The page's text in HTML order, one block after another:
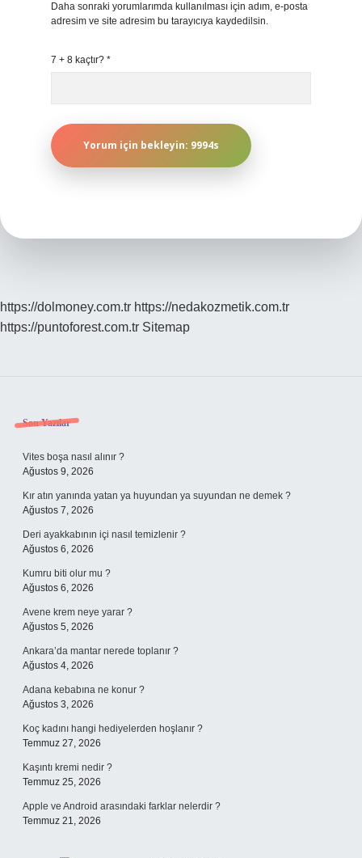
Daha sonraki yorumlarımda kullanılması için adım, e-posta
adresim ve site adresim bu tarayıcıya kaydedilsin.
7 + 8 kaçtır? *
https://dolmoney.com.tr https://nedakozmetik.com.tr
https://puntoforest.com.tr Sitemap
Sidebar
Son Yazılar
Vites boşa nasıl alınır ?
Ağustos 9, 2026
Kır atın yanında yatan ya huyundan ya suyundan ne demek ?
Ağustos 7, 2026
Deri ayakkabının içi nasıl temizlenir ?
Ağustos 6, 2026
Kumru biti olur mu ?
Ağustos 6, 2026
Avene krem neye yarar ?
Ağustos 5, 2026
Ankara’da mantar nerede toplanır ?
Ağustos 4, 2026
Adana kebabına ne konur ?
Ağustos 3, 2026
Koç kadını hangi hediyelerden hoşlanır ?
Temmuz 27, 2026
Kaşıntı kremi nedir ?
Temmuz 25, 2026
Apple ve Android arasındaki farklar nelerdir ?
Temmuz 21, 2026